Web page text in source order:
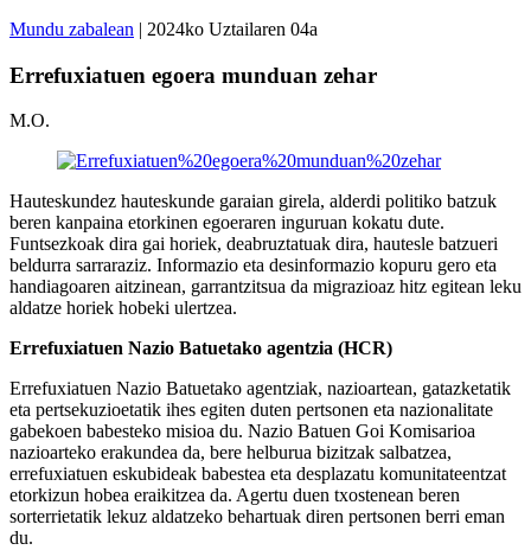
Mundu zabalean | 2024ko Uztailaren 04a
Errefuxiatuen egoera munduan zehar
M.O.
Hauteskundez hauteskunde garaian girela, alderdi politiko batzuk
beren kanpaina etorkinen egoeraren inguruan kokatu dute.
Funtsezkoak dira gai horiek, deabruztatuak dira, hautesle batzueri
beldurra sarraraziz. Informazio eta desinformazio kopuru gero eta
handiagoaren aitzinean, garrantzitsua da migrazioaz hitz egitean leku
aldatze horiek hobeki ulertzea.
Errefuxiatuen Nazio Batuetako agentzia (HCR)
Errefuxiatuen Nazio Batuetako agentziak, nazioartean, gatazketatik
eta pertsekuzioetatik ihes egiten duten pertsonen eta nazionalitate
gabekoen babesteko misioa du. Nazio Batuen Goi Komisarioa
nazioarteko erakundea da, bere helburua bizitzak salbatzea,
errefuxiatuen eskubideak babestea eta desplazatu komunitateentzat
etorkizun hobea eraikitzea da. Agertu duen txostenean beren
sorterrietatik lekuz aldatzeko behartuak diren pertsonen berri eman
du.